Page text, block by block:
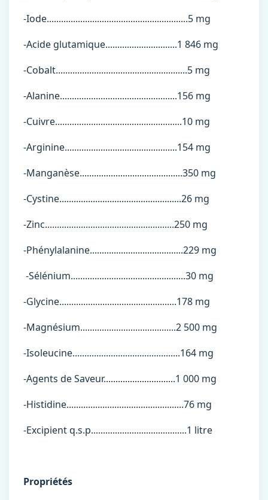
-Iode...........................................................5 mg
-Acide glutamique..............................1 846 mg
-Cobalt.......................................................5 mg
-Alanine.................................................156 mg
-Cuivre.....................................................10 mg
-Arginine...............................................154 mg
-Manganèse...........................................350 mg
-Cystine...................................................26 mg
-Zinc......................................................250 mg
-Phénylalanine.......................................229 mg
-Sélénium................................................30 mg
-Glycine.................................................178 mg
-Magnésium........................................2 500 mg
-Isoleucine.............................................164 mg
-Agents de Saveur..............................1 000 mg
-Histidine.................................................76 mg
-Excipient q.s.p........................................1 litre
Propriétés